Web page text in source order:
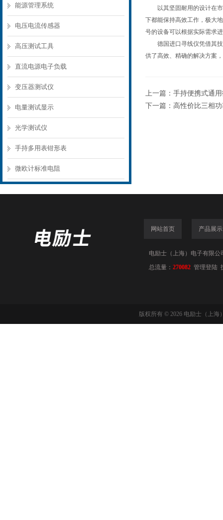
能源管理系统
电压电流传感器
高压测试工具
直流电源电子负载
变压器测试仪
电量测试显示
光学测试仪
手持多用表钳形表
微欧计标准电阻
以其坚固耐用的设计在市
下都能保持高效工作，极大
号的设备可以根据实际需求
德国进口寻线仪凭借其技
供了高效、精确的解决方案
上一篇： 手持便携式通
下一篇： 高性价比三相
网站首页 产品展示
电励士（上海）电子有限公
总流量： 270082 管理登陆
版权所有 © 2026 电励士（上